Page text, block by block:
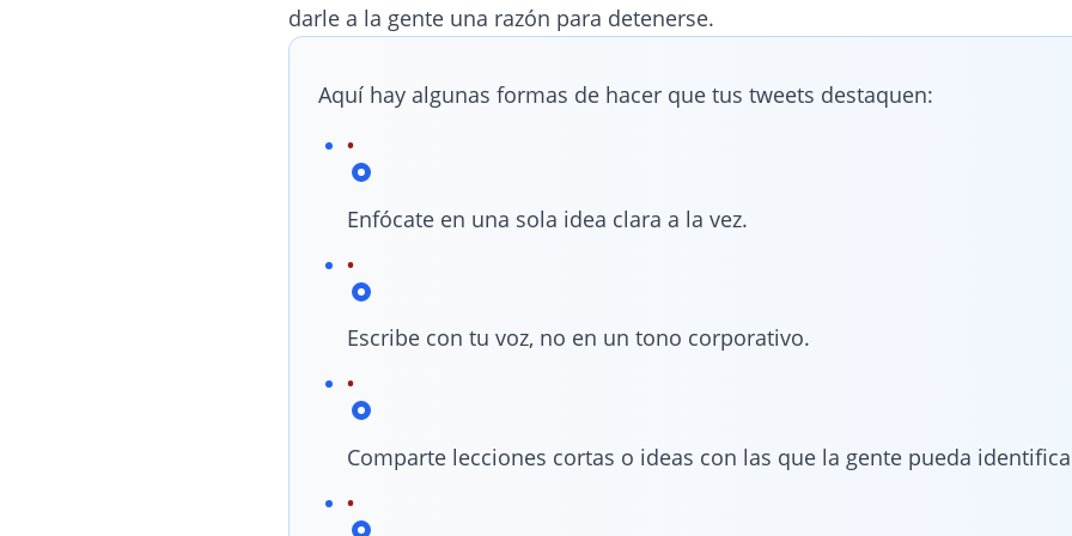
darle a la gente una razón para detenerse.
Aquí hay algunas formas de hacer que tus tweets destaquen:
Enfócate en una sola idea clara a la vez.
Escribe con tu voz, no en un tono corporativo.
Comparte lecciones cortas o ideas con las que la gente pueda